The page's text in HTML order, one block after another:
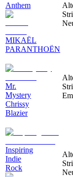
Anthem
MIKAËL
PARANTHOËN
Mr.
Mystery
Chrissy
Blazier
Inspiring
Indie
Rock